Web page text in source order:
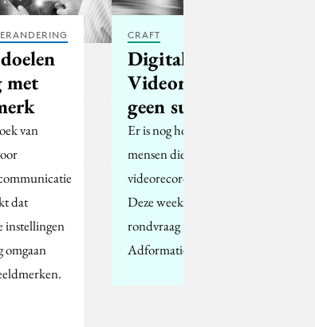
met
van
dat
instellingen
omgaan
CRAFT
Digitale
Videorecorder
geen succes?
Er is nog hoop voor de
mensen die de digitale
videorecorder haten.
Deze week was er al een
rondvraag in de
Adformatie.